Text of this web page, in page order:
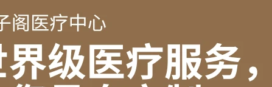
Patients & Visitors
International Patients